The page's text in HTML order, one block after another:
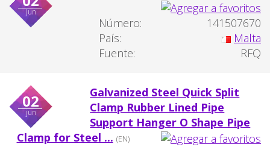
jun
Número:
141507670
País:
Malta
Fuente:
RFQ
02
jun
Galvanized Steel Quick Split
Clamp Rubber Lined Pipe
Support Hanger O Shape Pipe
Clamp for Steel ... (EN)